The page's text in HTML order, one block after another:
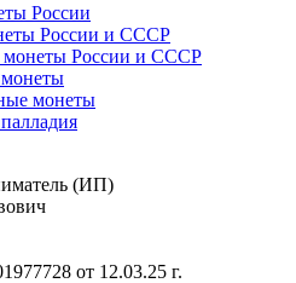
России
России и СССР
монеты России и СССР
монеты
(ИП)
от 12.03.25 г.